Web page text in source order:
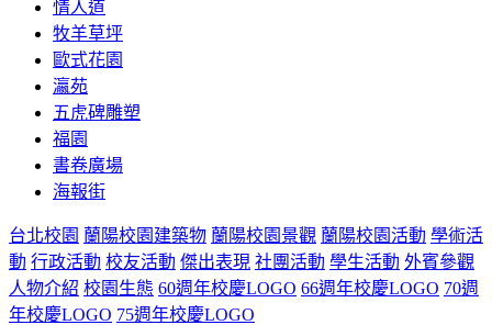
情人道
牧羊草坪
歐式花園
瀛苑
五虎碑雕塑
福園
書卷廣場
海報街
台北校園 蘭陽校園建築物 蘭陽校園景觀 蘭陽校園活動 學術活
動 行政活動 校友活動 傑出表現 社團活動 學生活動 外賓參觀
人物介紹 校園生態 60週年校慶LOGO 66週年校慶LOGO 70週
年校慶LOGO 75週年校慶LOGO